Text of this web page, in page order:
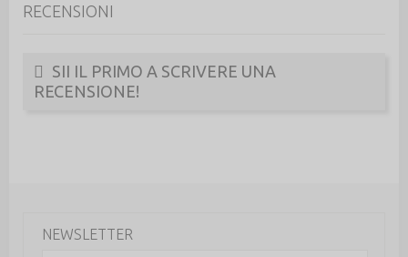
RECENSIONI
SII IL PRIMO A SCRIVERE UNA
RECENSIONE!
NEWSLETTER